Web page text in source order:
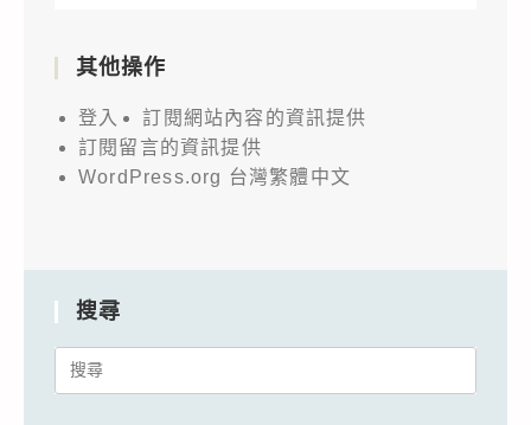
其他操作
登入
訂閱網站內容的資訊提供
訂閱留言的資訊提供
WordPress.org 台灣繁體中文
搜尋
Search